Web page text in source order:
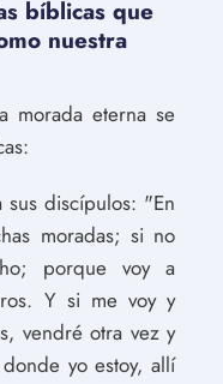
bíblicas que
nuestra
morada eterna se
sus discípulos: "En
moradas; si no
porque voy a
Y si me voy y
vendré otra vez y
yo estoy, allí